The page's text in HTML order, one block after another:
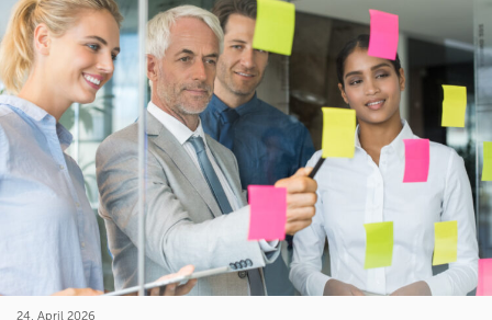
24. April 2026